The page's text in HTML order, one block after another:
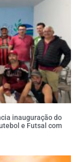
inauguração do
e Futsal com